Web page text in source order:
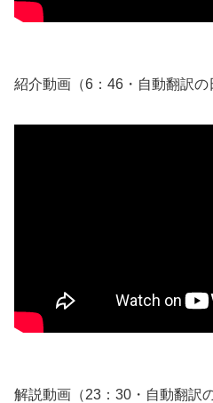
紹介動画（6：46・自動翻訳の
解説動画（23：30・自動翻訳